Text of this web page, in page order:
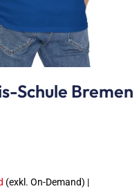
Schule Bremen
(exkl. On-Demand) |